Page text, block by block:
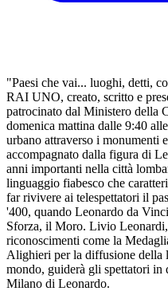
"Paesi che vai... luoghi, detti,
RAI UNO, creato, scritto e
patrocinato dal Ministero della
domenica mattina dalle 9:40
urbano attraverso i monumenti
accompagnato dalla figura di
anni importanti nella città
linguaggio fiabesco che
far rivivere ai telespettatori il
'400, quando Leonardo da
Sforza, il Moro. Livio
riconoscimenti come la
Alighieri per la diffusione della
mondo, guiderà gli spettatori
Milano di Leonardo.